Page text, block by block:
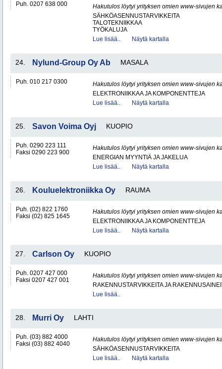
Puh. 0207 638 000
Hakutulos löytyi yrityksen omien www-sivujen
SÄHKÖASENNUSTARVIKKEITA
TALOTEKNIIKKAA
TYÖKALUJA
Lue lisää..
Näytä kartalla
24. Nylund-Group Oy Ab MASALA
Puh. 010 217 0300
Hakutulos löytyi yrityksen omien www-sivujen
ELEKTRONIIKKAA JA KOMPONENTTEJA
Lue lisää..
Näytä kartalla
25. Savon Voima Oyj KUOPIO
Puh. 0290 223 111
Faksi 0290 223 900
Hakutulos löytyi yrityksen omien www-sivujen
ENERGIAN MYYNTIÄ JA JAKELUA
Lue lisää..
Näytä kartalla
26. Kouluelektroniikka Oy RAUMA
Puh. (02) 822 1760
Faksi (02) 825 1645
Hakutulos löytyi yrityksen omien www-sivujen
ELEKTRONIIKKAA JA KOMPONENTTEJA
Lue lisää..
Näytä kartalla
27. Carlson Oy KUOPIO
Puh. 0207 427 000
Faksi 0207 427 001
Hakutulos löytyi yrityksen omien www-sivujen
RAKENNUSTARVIKKEITA JA
Lue lisää..
28. Murri Oy LAHTI
Puh. (03) 882 4000
Faksi (03) 882 4040
Hakutulos löytyi yrityksen omien www-sivujen
SÄHKÖASENNUSTARVIKKEITA
Lue lisää..
Näytä kartalla